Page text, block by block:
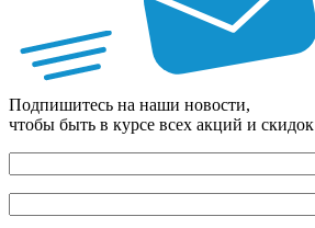
Подпишитесь на наши новости,
чтобы быть в курсе всех акций и скидок